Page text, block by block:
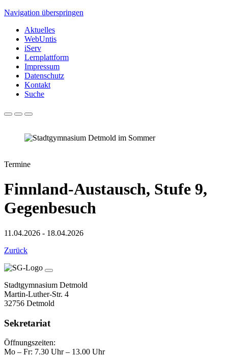
Navigation überspringen
Aktuelles
WebUntis
iServ
Lernplattform
Impressum
Datenschutz
Kontakt
Suche
Termine
Finnland-Austausch, Stufe 9,
Gegenbesuch
11.04.2026 - 18.04.2026
Zurück
Stadtgymnasium Detmold
Martin-Luther-Str. 4
32756 Detmold
Sekretariat
Öffnungszeiten:
Mo – Fr: 7.30 Uhr – 13.00 Uhr